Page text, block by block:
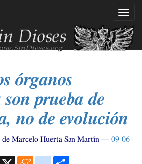
órganos
prueba de
no de evolución
Marcelo Huerta San Martín
09-06-
Mastodon
X Meneameblogger_post